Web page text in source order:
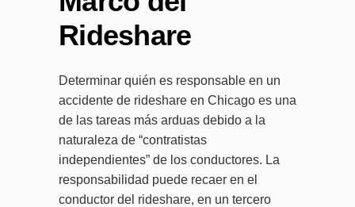
Rideshare
Determinar quién es responsable en un
accidente de rideshare en Chicago es una
de las tareas más arduas debido a la
naturaleza de “contratistas
independientes” de los conductores. La
responsabilidad puede recaer en el
conductor del rideshare, en un tercero